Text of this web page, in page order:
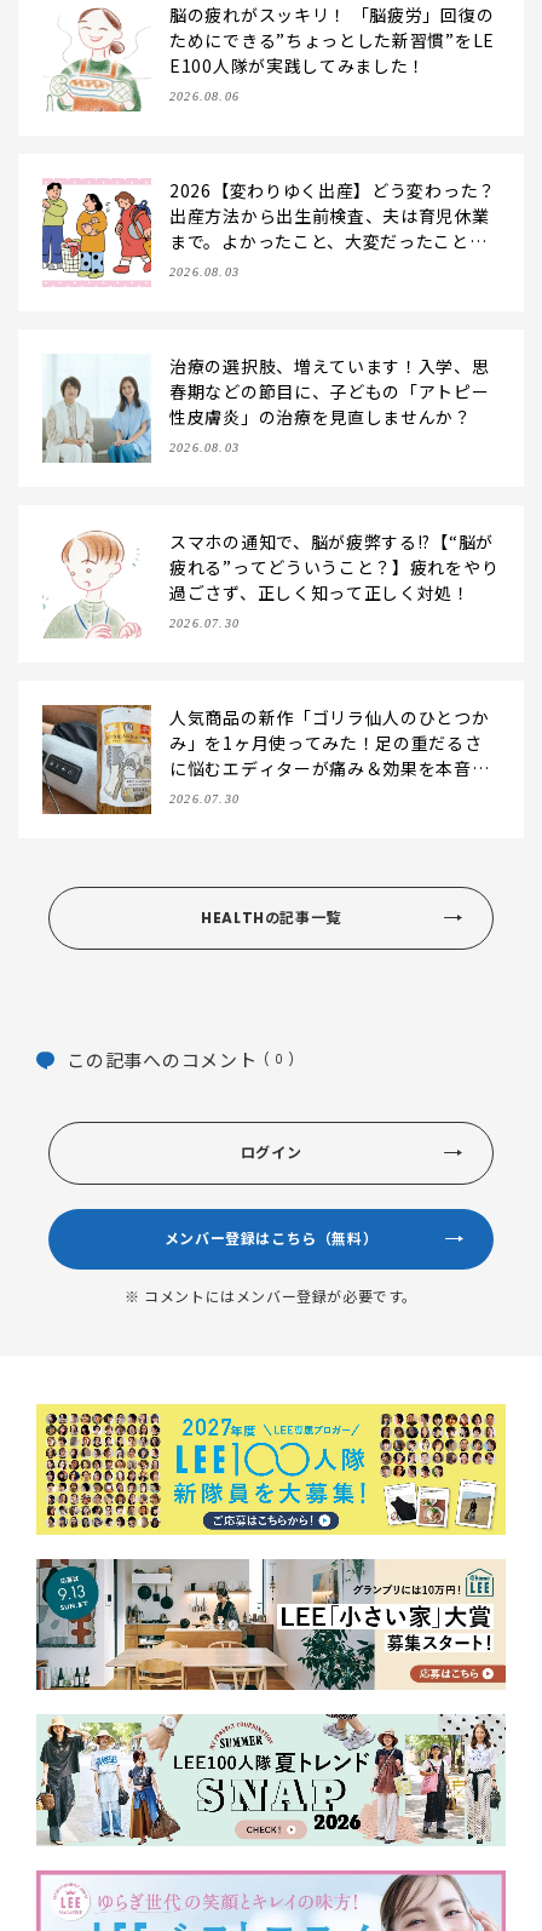
脳の疲れがスッキリ！ 「脳疲労」回復の
ためにできる”ちょっとした新習慣”をLE
E100人隊が実践してみました！
2026.08.06
2026【変わりゆく出産】どう変わった？
出産方法から出生前検査、夫は育児休業
まで。よかったこと、大変だったことを
聞きました！
2026.08.03
治療の選択肢、増えています！入学、思
春期などの節目に、子どもの「アトピー
性皮膚炎」の治療を見直しませんか？
2026.08.03
スマホの通知で、脳が疲弊する!?【“脳が
疲れる”ってどういうこと？】疲れをやり
過ごさず、正しく知って正しく対処！
2026.07.30
人気商品の新作「ゴリラ仙人のひとつか
み」を1ヶ月使ってみた！足の重だるさ
に悩むエディターが痛み＆効果を本音レ
ビュー
2026.07.30
HEALTHの記事一覧
この記事へのコメント ( 0 )
ログイン
メンバー登録はこちら（無料）
※ コメントにはメンバー登録が必要です。